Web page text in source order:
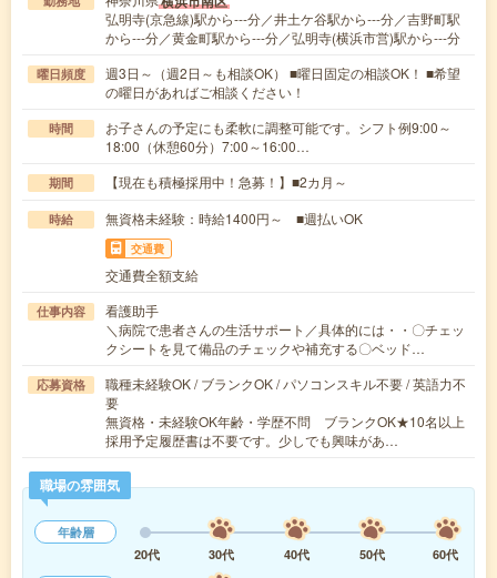
弘明寺(京急線)駅から---分／井土ケ谷駅から---分／吉野町駅
から---分／黄金町駅から---分／弘明寺(横浜市営)駅から---分
曜日頻度
週3日～（週2日～も相談OK） ■曜日固定の相談OK！ ■希望
の曜日があればご相談ください！
時間
お子さんの予定にも柔軟に調整可能です。シフト例9:00～
18:00（休憩60分）7:00～16:00…
期間 【現在も積極採用中！急募！】■2カ月～
時給 無資格未経験：時給1400円～ ■週払いOK
交通費
交通費全額支給
仕事内容
看護助手
＼病院で患者さんの生活サポート／具体的には・・〇チェッ
クシートを見て備品のチェックや補充する〇ベッド…
応募資格
職種未経験OK / ブランクOK / パソコンスキル不要 / 英語力不
要
無資格・未経験OK年齢・学歴不問 ブランクOK★10名以上
採用予定履歴書は不要です。少しでも興味があ…
職場の雰囲気
年齢層
20代
30代 40代 50代
60代